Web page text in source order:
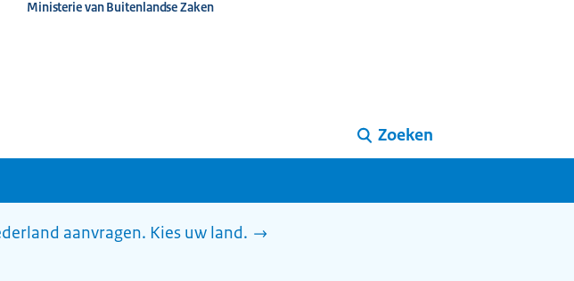
Ministerie van Buitenlandse Zaken
Zoeken
aanvragen. Kies uw land.